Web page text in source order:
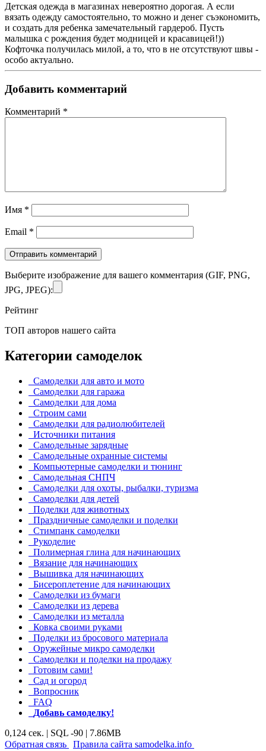
Детская одежда в магазинах невероятно дорогая. А если
вязать одежду самостоятельно, то можно и денег съэкономить,
и создать для ребенка замечательный гардероб. Пусть
малышка с рождения будет модницей и красавицей!))
Кофточка получилась милой, а то, что в не отсутствуют швы -
особо актуально.
Добавить комментарий
Комментарий *
Имя *
Email *
Выберите изображение для вашего комментария (GIF, PNG,
JPG, JPEG):
Рейтинг
ТОП авторов нашего сайта
Категории самоделок
Самоделки для авто и мото
Самоделки для гаража
Самоделки для дома
Строим сами
Самоделки для радиолюбителей
Источники питания
Самодельные зарядные
Самодельные охранные системы
Компьютерные самоделки и тюнинг
Самодельная СНПЧ
Самоделки для охоты, рыбалки, туризма
Самоделки для детей
Поделки для животных
Праздничные самоделки и поделки
Стимпанк самоделки
Рукоделие
Полимерная глина для начинающих
Вязание для начинающих
Вышивка для начинающих
Бисероплетение для начинающих
Самоделки из бумаги
Самоделки из дерева
Самоделки из металла
Ковка своими руками
Поделки из бросового материала
Оружейные микро самоделки
Самоделки и поделки на продажу
Готовим сами!
Сад и огород
Вопросник
FAQ
Добавь самоделку!
0,124 сек. | SQL -90 | 7.86MB
Обратная связь
Правила сайта samodelka.info